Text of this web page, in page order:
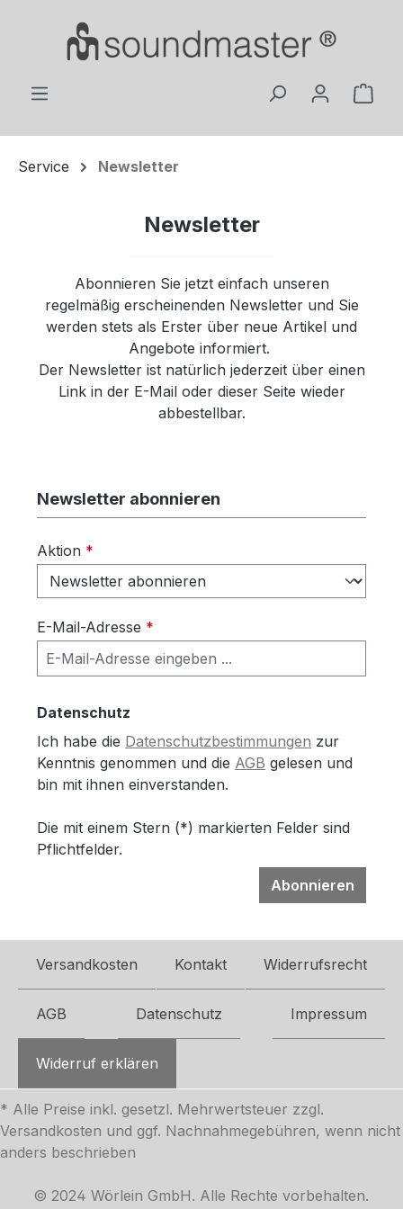
Zum Hauptinhalt springen
Service Newsletter
Newsletter
Abonnieren Sie jetzt einfach unseren
regelmäßig erscheinenden Newsletter und Sie
werden stets als Erster über neue Artikel und
Angebote informiert.
Der Newsletter ist natürlich jederzeit über einen
Link in der E-Mail oder dieser Seite wieder
abbestellbar.
Newsletter abonnieren
Aktion *
E-Mail-Adresse *
Datenschutz
Ich habe die Datenschutzbestimmungen zur
Kenntnis genommen und die AGB gelesen und
bin mit ihnen einverstanden.
Die mit einem Stern (*) markierten Felder sind
Pflichtfelder.
Abonnieren
Versandkosten Kontakt Widerrufsrecht
AGB Datenschutz Impressum
Widerruf erklären
* Alle Preise inkl. gesetzl. Mehrwertsteuer zzgl.
Versandkosten und ggf. Nachnahmegebühren, wenn nicht
anders beschrieben
© 2024 Wörlein GmbH. Alle Rechte vorbehalten.